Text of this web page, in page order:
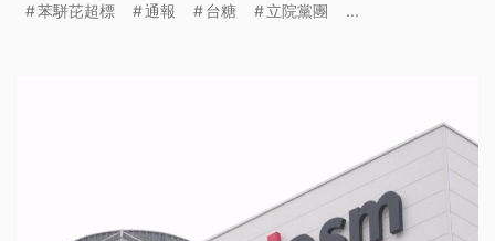
一通報，是檢舉達人行為，不該無限上綱。
苯駢芘超標 通報 台糖 立院黨團 ...